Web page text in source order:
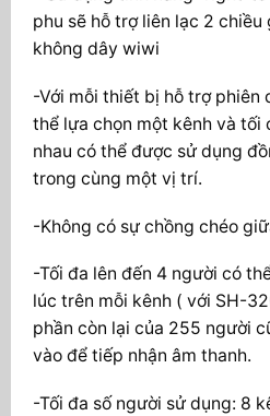
phu sẽ hỗ trợ liên lạc 2
không dây wiwi
-Với mỗi thiết bị hỗ trợ phiên
thể lựa chọn một kênh và tối
nhau có thể được sử dụng
trong cùng một vị trí.
-Không có sự chồng chéo
-Tối đa lên đến 4 người có
lúc trên mỗi kênh ( với SH-
phần còn lại của 255 người
vào để tiếp nhận âm thanh.
-Tối đa số người sử dụng: 8